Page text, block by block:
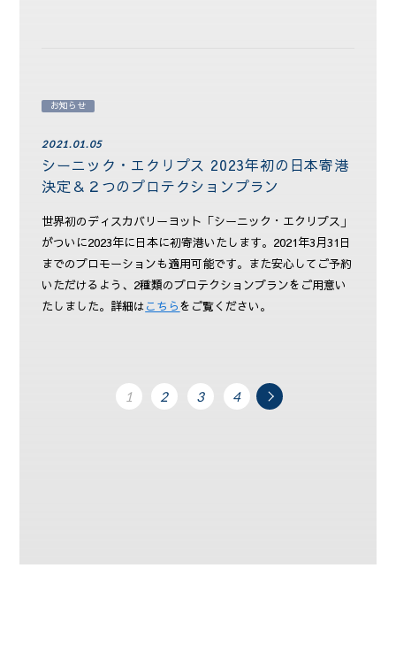
お知らせ
2021.01.05
シーニック・エクリプス 2023年初の日本寄港
決定＆２つのプロテクションプラン
世界初のディスカバリーヨット「シーニック・エクリプス」
がついに2023年に日本に初寄港いたします。2021年3月31日
までのプロモーションも適用可能です。また安心してご予約
いただけるよう、2種類のプロテクションプランをご用意い
たしました。詳細はこちらをご覧ください。
1 2 3 4